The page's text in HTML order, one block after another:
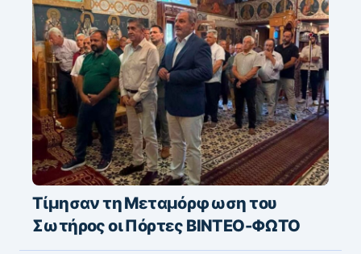
Τίμησαν τη Μεταμόρφωση του
Σωτήρος οι Πόρτες ΒΙΝΤΕΟ-ΦΩΤΟ